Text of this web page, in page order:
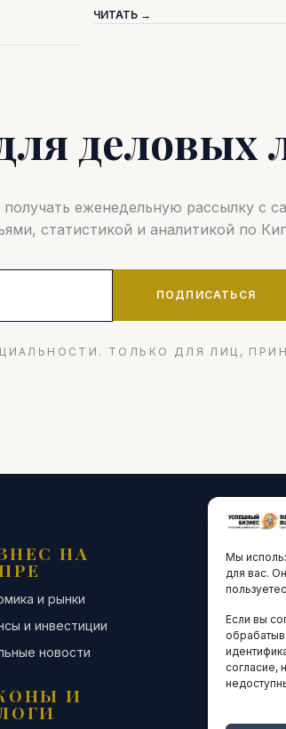
Мы
для вас.
Если вы
согласие,
ЧИТАТЬ →
деловых
еженедельную рассылку с
статистикой и аналитикой по
ПОДПИСАТЬСЯ
ТОЛЬКО ДЛЯ ЛИЦ,
НА
и рынки
и инвестиции
новости
И
Стартапы
Цифровая
Остальные